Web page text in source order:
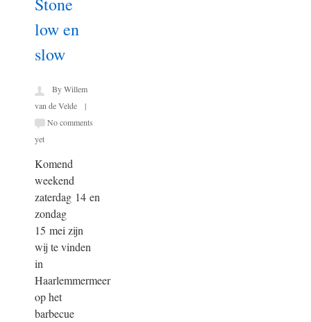
low en
slow
By Willem
van de Velde |
No comments
yet
Komend
weekend
zaterdag 14 en
zondag
15 mei zijn
wij te vinden
in
Haarlemmermeer
op het
barbecue